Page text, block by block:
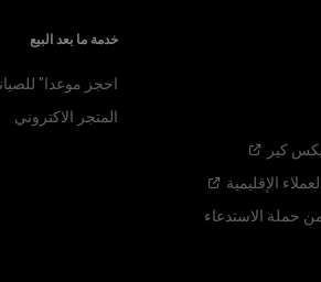
كير
الإقليمية
حملة الاستدعاء
خدمة ما بعد البيع
احجز موعدا"
المتجر الاكتروني